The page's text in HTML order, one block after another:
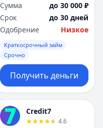
Самара
Санкт-Петербург
Севастополь
Сочи
Сургут
Т
Тверь
Тольятти
Томск
Самара
Санкт-Петербург
Севастополь
Сургут
Т
Тверь
Тольятти
Томск
Сумма
до 30 000 ₽
Срок
до 30 дней
Одобрение
Низкое
Краткосрочный займ
Срочно
Получить деньги
Credit7
4.6